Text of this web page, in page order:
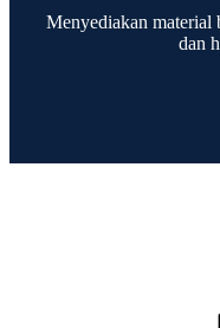
Menyediakan material
dan